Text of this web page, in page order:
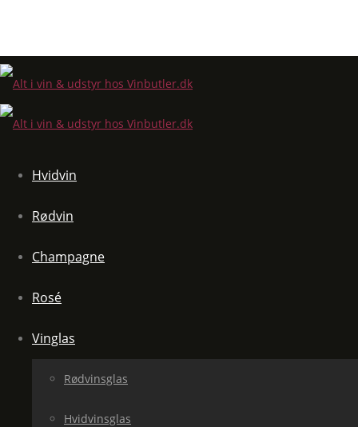
Hvidvin
Rødvin
Champagne
Rosé
Vinglas
Rødvinsglas
Hvidvinsglas